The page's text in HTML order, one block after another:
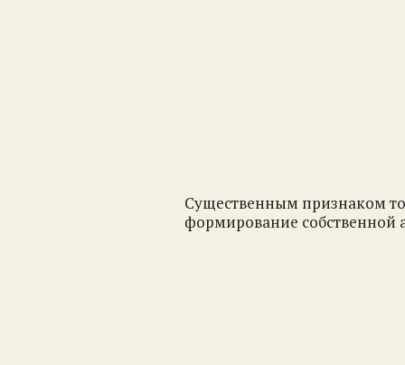
Существенным признаком
формирование собственной